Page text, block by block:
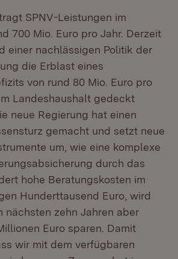
SPNV-Leistungen im
700 Mio. Euro pro Jahr. Derzeit
einer nachlässigen Politik der
die Erblast eines
von rund 80 Mio. Euro pro
Landeshaushalt gedeckt
neue Regierung hat einen
gemacht und setzt neue
um, wie eine komplexe
durch das
hohe Beratungskosten im
Hunderttausend Euro, wird
nächsten zehn Jahren aber
Euro sparen. Damit
wir mit dem verfügbaren